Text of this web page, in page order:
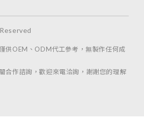
供OEM、ODM代工參考，無製作任何成
合作諮詢，歡迎來電洽詢，謝謝您的理解